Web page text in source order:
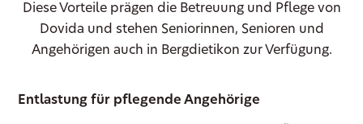
Diese Vorteile prägen die Betreuung und Pflege von
Dovida und stehen Seniorinnen, Senioren und
Angehörigen auch in Bergdietikon zur Verfügung.
Entlastung für pflegende Angehörige